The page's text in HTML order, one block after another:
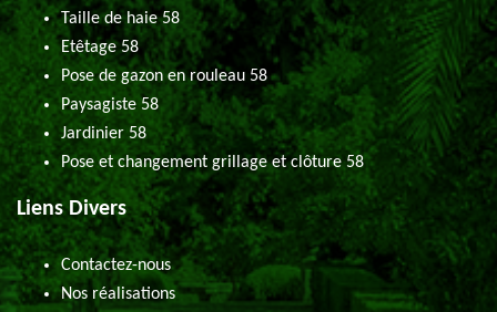
Taille de haie 58
Etêtage 58
Pose de gazon en rouleau 58
Paysagiste 58
Jardinier 58
Pose et changement grillage et clôture 58
Liens Divers
Contactez-nous
Nos réalisations